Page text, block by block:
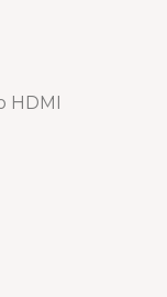
HDMI